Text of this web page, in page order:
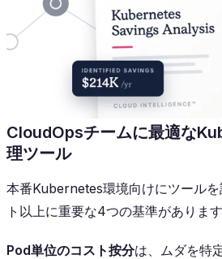
CloudOpsチームに最適な
理ツール
本番Kubernetes環境向けにツール
ト以上に重要な4つの基準があります
Pod単位のコスト按分は、ムダを特